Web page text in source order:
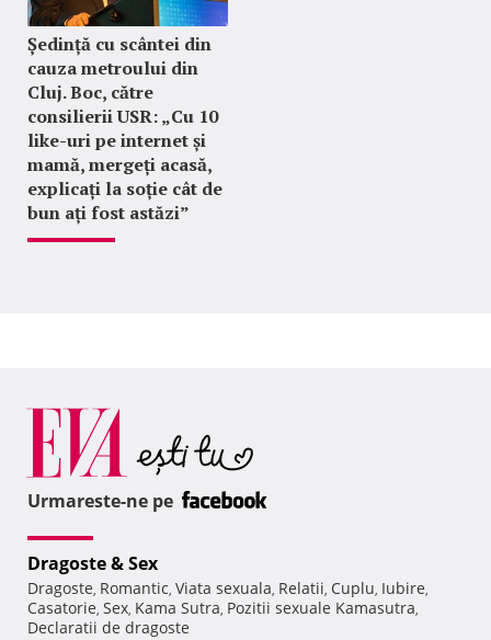
Ședință cu scântei din
cauza metroului din
Cluj. Boc, către
consilierii USR: „Cu 10
like-uri pe internet și
mamă, mergeți acasă,
explicați la soție cât de
bun ați fost astăzi”
Urmareste-ne pe
Dragoste & Sex
Dragoste, Romantic, Viata sexuala, Relatii, Cuplu, Iubire,
Casatorie, Sex, Kama Sutra, Pozitii sexuale Kamasutra,
Declaratii de dragoste